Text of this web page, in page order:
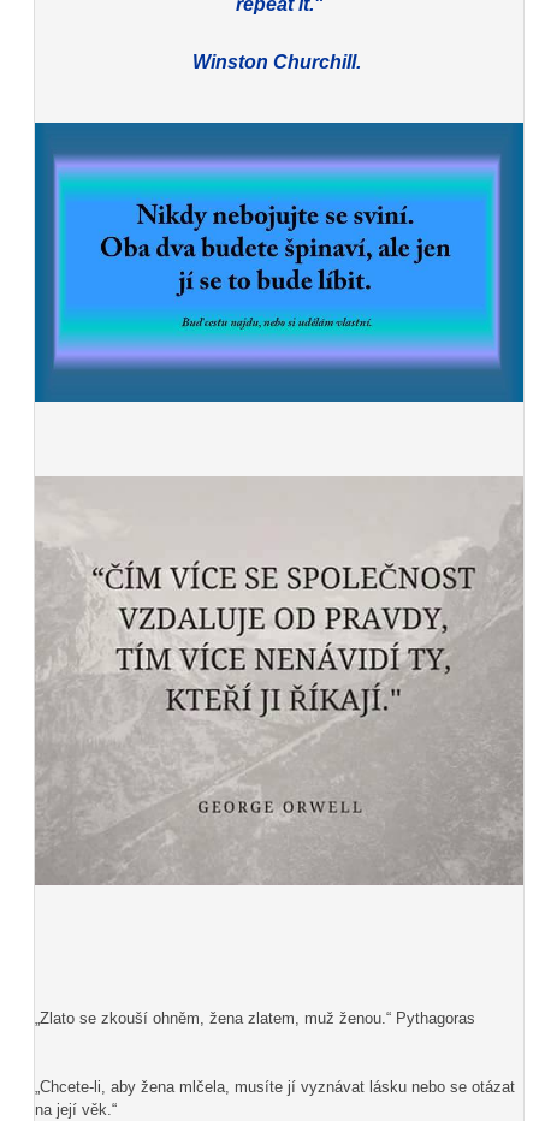
repeat it."
Winston Churchill.
„Zlato se zkouší ohněm, žena zlatem, muž ženou.“ Pythagoras
„Chcete-li, aby žena mlčela, musíte jí vyznávat lásku nebo se otázat
na její věk.“